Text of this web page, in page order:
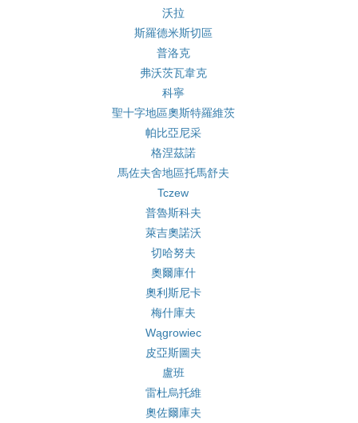
沃拉
斯羅德米斯切區
普洛克
弗沃茨瓦韋克
科寧
聖十字地區奧斯特羅維茨
帕比亞尼采
格涅茲諾
馬佐夫舍地區托馬舒夫
Tczew
普魯斯科夫
萊吉奧諾沃
切哈努夫
奧爾庫什
奧利斯尼卡
梅什庫夫
Wągrowiec
皮亞斯圖夫
盧班
雷杜烏托維
奧佐爾庫夫